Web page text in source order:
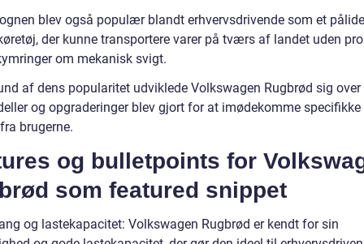
blev også populær blandt erhvervsdrivende som et
der kunne transportere varer på tværs af landet uden
om mekanisk svigt.
af dens popularitet udviklede Volkswagen Rugbrød sig over
og opgraderinger blev gjort for at imødekomme specifikke
brugerne.
og bulletpoints for
som featured snippet
og lastekapacitet: Volkswagen Rugbrød er kendt for sin